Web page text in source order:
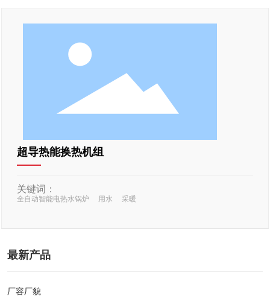
超导热能换热机组
关键词：
全自动智能电热水锅炉 用水 采暖
最新产品
厂容厂貌